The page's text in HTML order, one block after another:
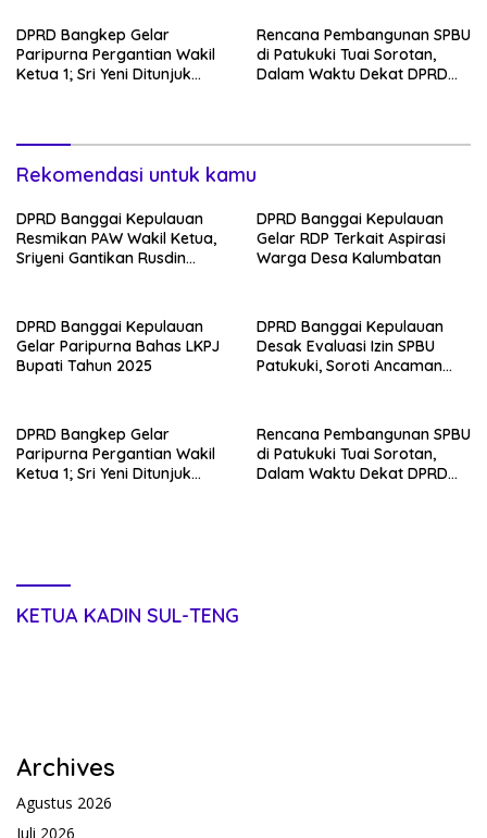
DPRD Bangkep Gelar
Paripurna Pergantian Wakil
Ketua 1; Sri Yeni Ditunjuk
Rencana Pembangunan SPBU
di Patukuki Tuai Sorotan,
Dalam Waktu Dekat DPRD
Rekomendasi untuk kamu
DPRD Banggai Kepulauan
Resmikan PAW Wakil Ketua,
Sriyeni Gantikan Rusdin
DPRD Banggai Kepulauan
Gelar RDP Terkait Aspirasi
Warga Desa Kalumbatan
DPRD Banggai Kepulauan
Gelar Paripurna Bahas LKPJ
Bupati Tahun 2025
DPRD Banggai Kepulauan
Desak Evaluasi Izin SPBU
Patukuki, Soroti Ancaman
DPRD Bangkep Gelar
Paripurna Pergantian Wakil
Ketua 1; Sri Yeni Ditunjuk
Rencana Pembangunan SPBU
di Patukuki Tuai Sorotan,
Dalam Waktu Dekat DPRD
KETUA KADIN SUL-TENG
Archives
Agustus 2026
Juli 2026